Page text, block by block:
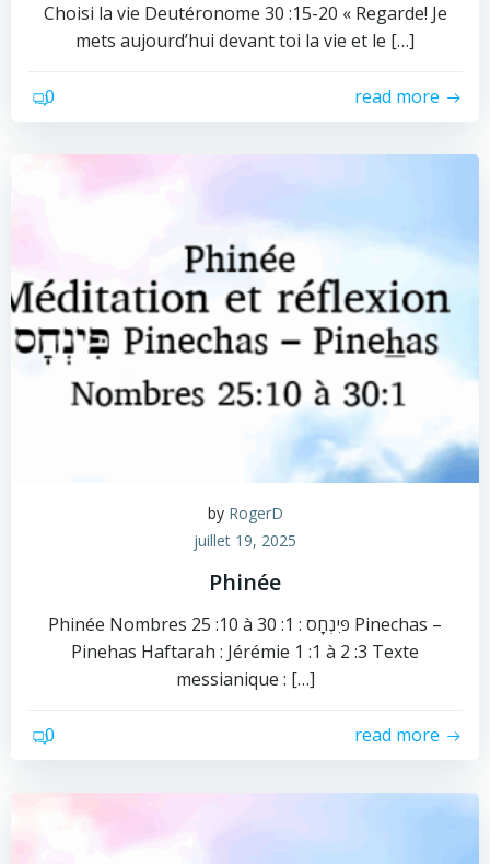
Choisi la vie Deutéronome 30 :15-20 « Regarde! Je
mets aujourd’hui devant toi la vie et le […]
0 read more
by RogerD
juillet 19, 2025
Phinée
Phinée Nombres 25 :10 à 30 :1 : פִּינְחָס Pinechas –
Pinehas Haftarah : Jérémie 1 :1 à 2 :3 Texte
messianique : […]
0 read more